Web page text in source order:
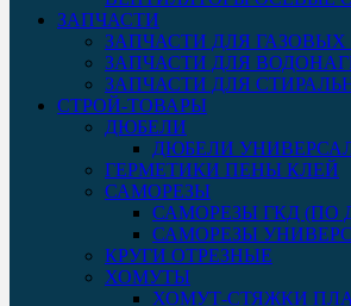
ЗАПЧАСТИ
ЗАПЧАСТИ ДЛЯ
ЗАПЧАСТИ ДЛЯ
ЗАПЧАСТИ ДЛЯ
СТРОЙ-ТОВАРЫ
ДЮБЕЛИ
ДЮБЕЛИ
ГЕРМЕТИКИ ПЕНЫ КЛЕЙ
САМОРЕЗЫ
САМОРЕЗЫ ГКД (ПО
САМОРЕЗЫ
КРУГИ ОТРЕЗНЫЕ
ХОМУТЫ
ХОМУТ-СТЯЖКИ